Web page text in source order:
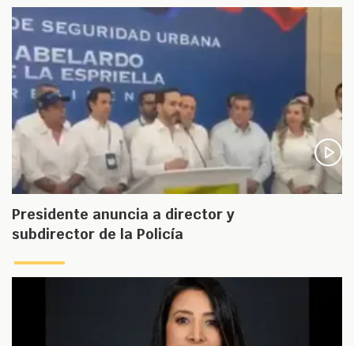
Presidente anuncia a director y
subdirector de la Policía